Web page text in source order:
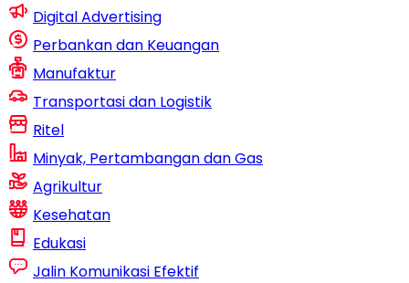
Digital Advertising
Perbankan dan Keuangan
Manufaktur
Transportasi dan Logistik
Ritel
Minyak, Pertambangan dan Gas
Agrikultur
Kesehatan
Edukasi
Jalin Komunikasi Efektif